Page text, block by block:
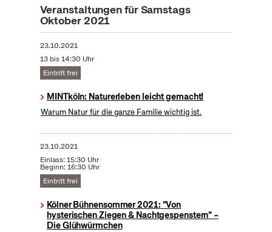
Veranstaltungen für Samstags
Oktober 2021
23.10.2021
13 bis 14:30 Uhr
Eintritt frei
MINTköln: Naturerleben leicht gemacht!
Warum Natur für die ganze Familie wichtig ist.
23.10.2021
Einlass: 15:30 Uhr
Beginn: 16:30 Uhr
Eintritt frei
Kölner Bühnensommer 2021: "Von
hysterischen Ziegen & Nachtgespenstern" –
Die Glühwürmchen